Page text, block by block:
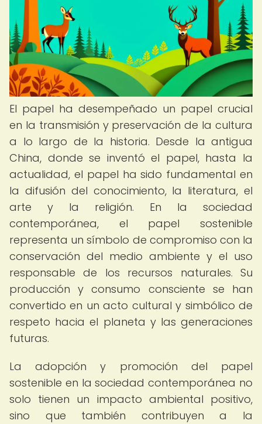
El papel ha desempeñado un papel crucial
en la transmisión y preservación de la cultura
a lo largo de la historia. Desde la antigua
China, donde se inventó el papel, hasta la
actualidad, el papel ha sido fundamental en
la difusión del conocimiento, la literatura, el
arte y la religión. En la sociedad
contemporánea, el papel sostenible
representa un símbolo de compromiso con la
conservación del medio ambiente y el uso
responsable de los recursos naturales. Su
producción y consumo consciente se han
convertido en un acto cultural y simbólico de
respeto hacia el planeta y las generaciones
futuras.
La adopción y promoción del papel
sostenible en la sociedad contemporánea no
solo tienen un impacto ambiental positivo,
sino que también contribuyen a la